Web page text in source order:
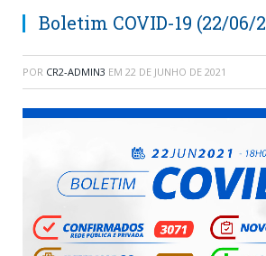
Boletim COVID-19 (22/06/
POR CR2-ADMIN3 EM 22 DE JUNHO DE 2021